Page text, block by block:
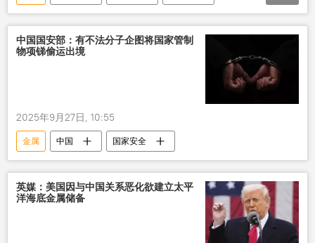
国防工业
中国国安部：有不法分子企图将国家管制
物项锑偷运出境
2025年9月27日, 10:55
金属 中国 国家安全
英媒：美国因与中国关系恶化欲建立太平
洋海底金属储备